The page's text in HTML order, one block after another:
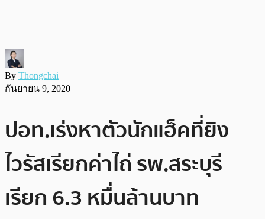
By Thongchai
กันยายน 9, 2020
ปอท.เร่งหาตัวนักแฮ็คที่ยิง
ไวรัสเรียกค่าไถ่ รพ.สระบุรี
เรียก 6.3 หมื่นล้านบาท